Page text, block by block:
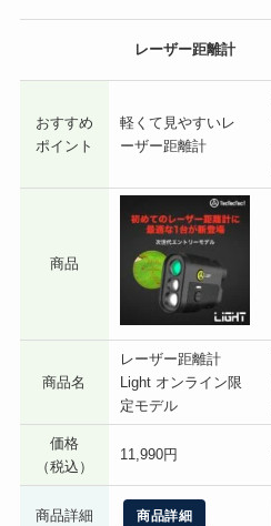
レーザー距離計
おすすめ
ポイント
軽くて見やすいレ
ーザー距離計
商品
商品名
レーザー距離計
Light オンライン限
定モデル
価格
（税込）
11,990円
商品詳細 商品詳細